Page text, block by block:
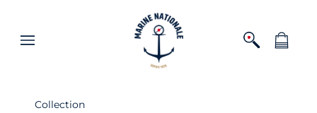
Boutique officielle de la Marine
Ouvrir la navigation
Ouvrir laVoir le
Collection